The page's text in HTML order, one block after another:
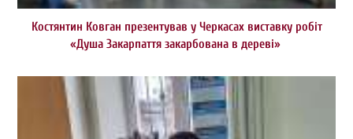
Костянтин Ковган презентував у Черкасах виставку робіт
«Душа Закарпаття закарбована в дереві»